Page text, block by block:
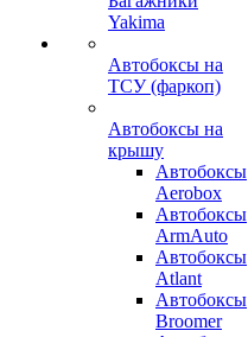
Yakima
Автобоксы на
ТСУ (фаркоп)
Автобоксы на
крышу
Автобоксы
Aerobox
Автобоксы
ArmAuto
Автобоксы
Atlant
Автобоксы
Broomer